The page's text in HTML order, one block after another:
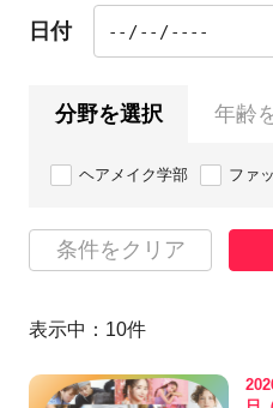
日付
分野を選択 年齢
ヘアメイク学部 ファ
条件をクリア
表示中： 10件